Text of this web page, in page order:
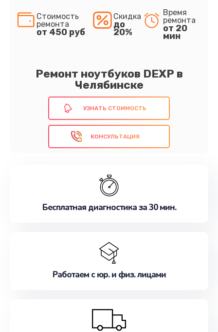
Ремонт ноутбуков DEXP в
Челябинске
Стоимость
ремонта
от 450 руб
Скидка
до
20%
Время
ремонта
от 20
мин
УЗНАТЬ СТОИМОСТЬ
КОНСУЛЬТАЦИЯ
Бесплатная диагностика за 30 мин.
Работаем с юр. и физ. лицами